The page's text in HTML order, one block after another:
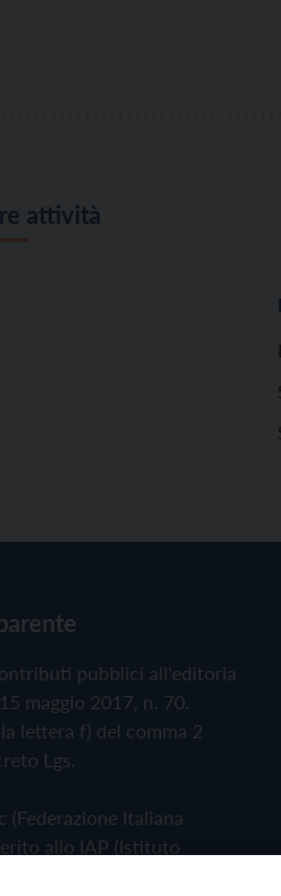
attività
pubblici all'editoria
maggio 2017, n. 70.
lettera f) del comma 2
Lgs.
(Federazione Italiana
allo IAP (Istituto